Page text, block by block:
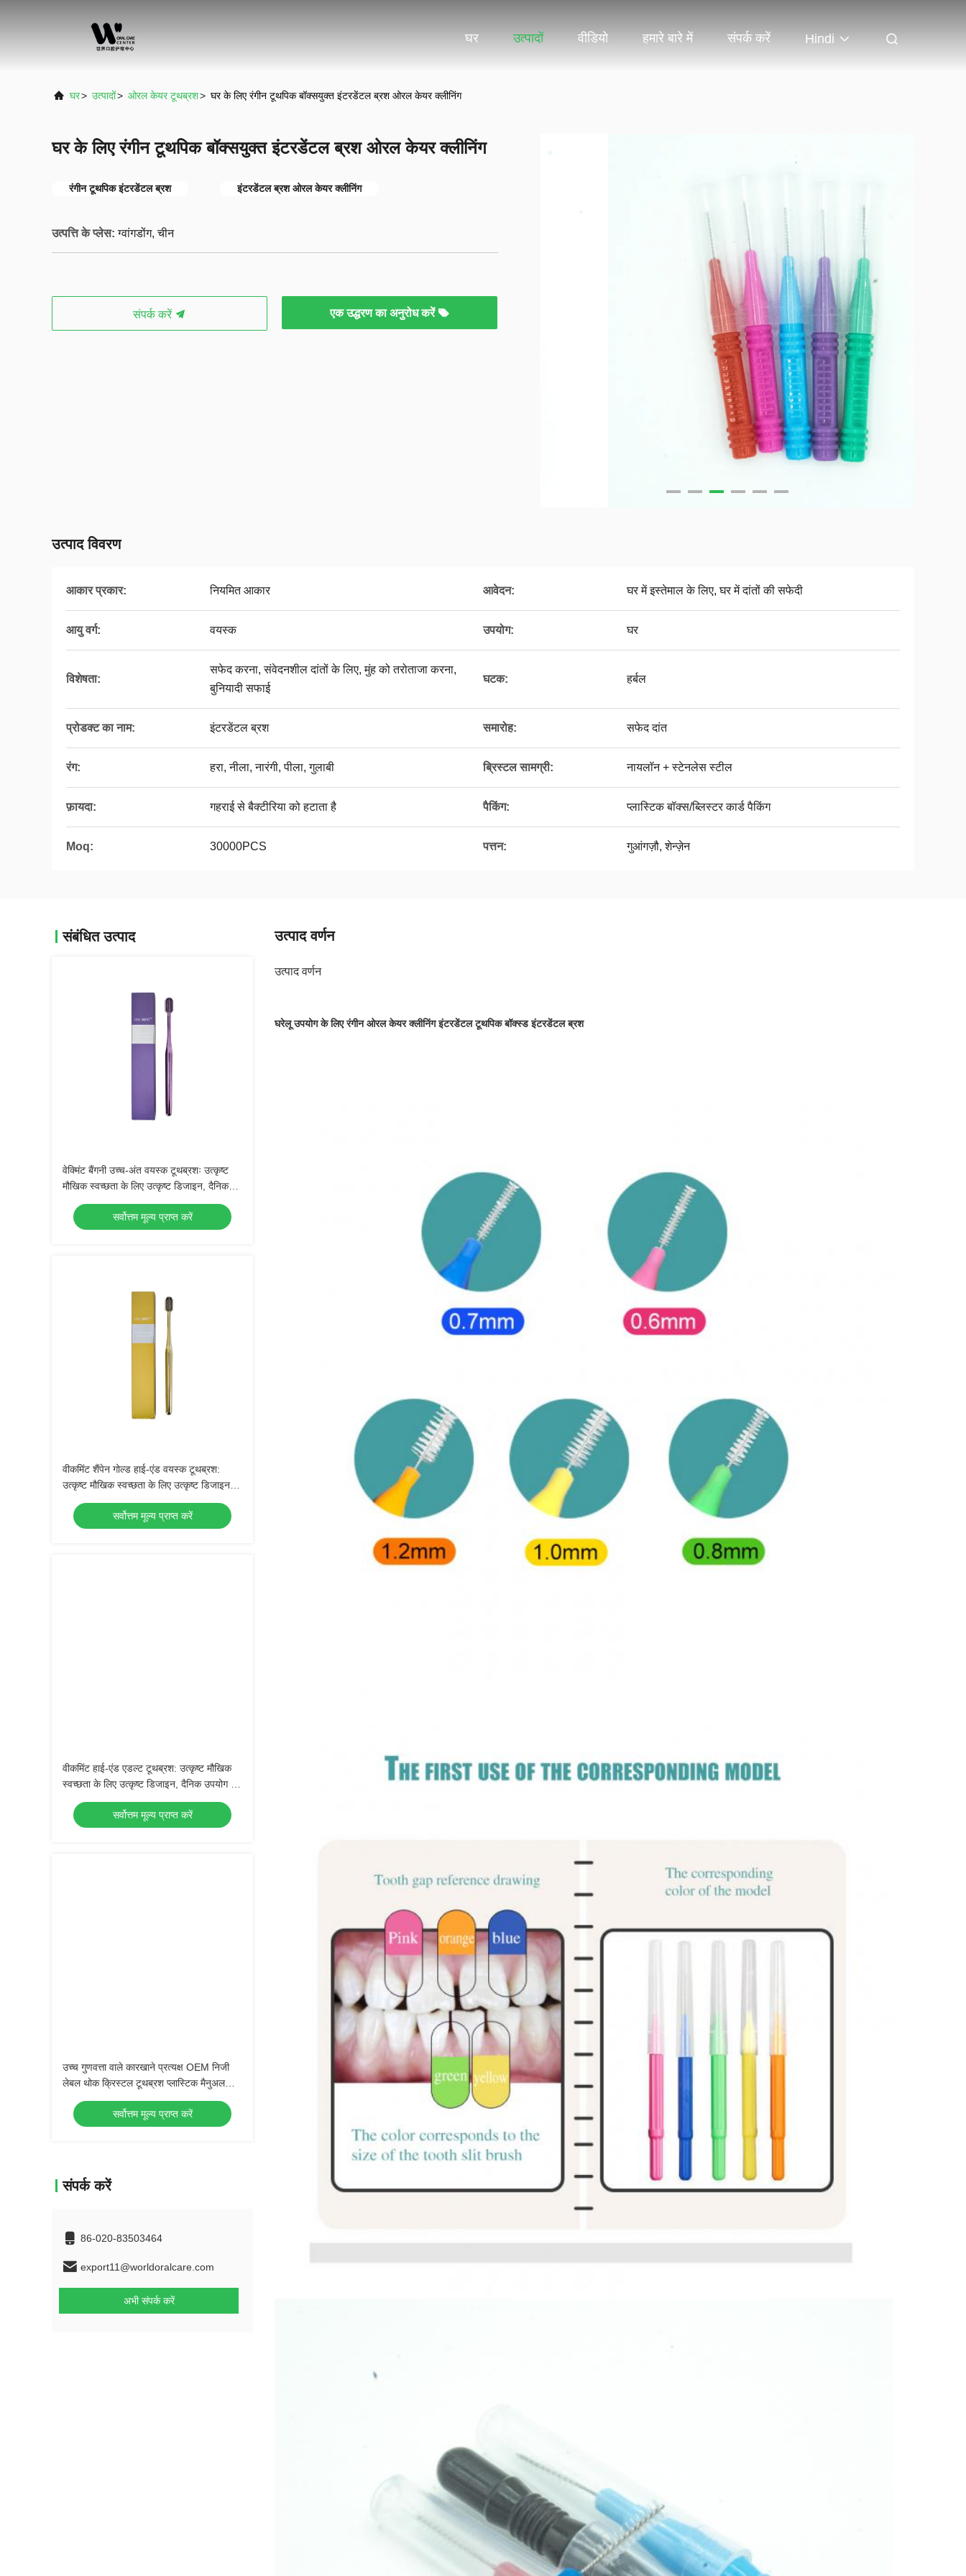
घर उत्पादों वीडियो हमारे बारे में संपर्क करें Hindi
घर> उत्पादों> ओरल केयर टूथब्रश> घर के लिए रंगीन टूथपिक बॉक्सयुक्त इंटरडेंटल ब्रश ओरल केयर क्लीनिंग
घर के लिए रंगीन टूथपिक बॉक्सयुक्त इंटरडेंटल ब्रश ओरल केयर क्लीनिंग
रंगीन टूथपिक इंटरडेंटल ब्रश इंटरडेंटल ब्रश ओरल केयर क्लीनिंग
उत्पत्ति के प्लेस: ग्वांगडोंग, चीन
संपर्क करें एक उद्धरण का अनुरोध करें
उत्पाद विवरण
आकार प्रकार: नियमित आकार आवेदन: घर में इस्तेमाल के लिए, घर में दांतों की सफेदी
आयु वर्ग: वयस्क उपयोग: घर
विशेषता:
सफेद करना, संवेदनशील दांतों के लिए, मुंह को तरोताजा करना,
बुनियादी सफाई
घटक: हर्बल
प्रोडक्ट का नाम: इंटरडेंटल ब्रश समारोह: सफेद दांत
रंग: हरा, नीला, नारंगी, पीला, गुलाबी ब्रिस्टल सामग्री: नायलॉन + स्टेनलेस स्टील
फ़ायदा: गहराई से बैक्टीरिया को हटाता है पैकिंग: प्लास्टिक बॉक्स/ब्लिस्टर कार्ड पैकिंग
Moq: 30000PCS पत्तन: गुआंगज़ौ, शेन्ज़ेन
संबंधित उत्पाद
वेक्मिंट बैंगनी उच्च-अंत वयस्क टूथब्रशः उत्कृष्ट
मौखिक स्वच्छता के लिए उत्कृष्ट डिजाइन, दैनिक
उपयोग के लिए एकदम सही
सर्वोत्तम मूल्य प्राप्त करें
वीकमिंट शैंपेन गोल्ड हाई-एंड वयस्क टूथब्रश:
उत्कृष्ट मौखिक स्वच्छता के लिए उत्कृष्ट डिजाइन,
दैनिक उपयोग के लिए एकदम सही
सर्वोत्तम मूल्य प्राप्त करें
वीकमिंट हाई-एंड एडल्ट टूथब्रश: उत्कृष्ट मौखिक
स्वच्छता के लिए उत्कृष्ट डिजाइन, दैनिक उपयोग के
लिए एकदम सही
सर्वोत्तम मूल्य प्राप्त करें
उच्च गुणवत्ता वाले कारखाने प्रत्यक्ष OEM निजी
लेबल थोक क्रिस्टल टूथब्रश प्लास्टिक मैनुअल
नरम ब्रश वयस्क टूथब्रश
सर्वोत्तम मूल्य प्राप्त करें
संपर्क करें
86-020-83503464
export11@worldoralcare.com
अभी संपर्क करें
उत्पाद वर्णन
उत्पाद वर्णन
घरेलू उपयोग के लिए रंगीन ओरल केयर क्लीनिंग इंटरडेंटल टूथपिक बॉक्स्ड इंटरडेंटल ब्रश